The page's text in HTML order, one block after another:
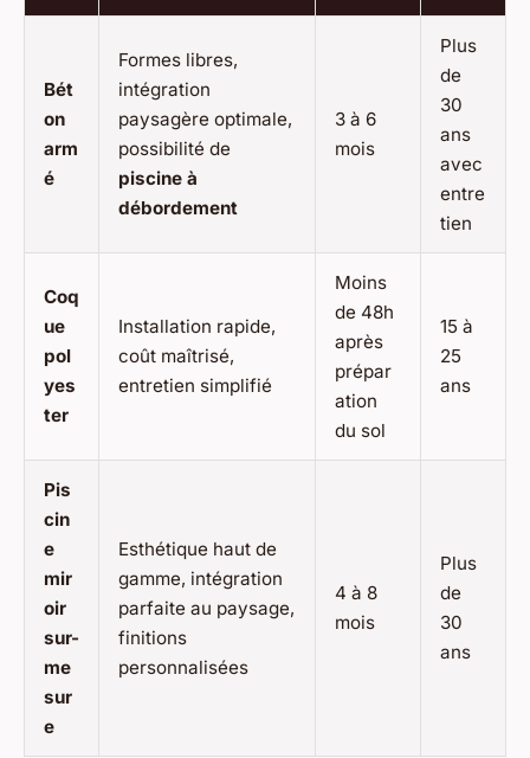
Bét
on
arm
é
Formes libres,
intégration
paysagère optimale,
possibilité de
piscine à
débordement
3 à 6
mois
Plus
de
30
ans
avec
entre
tien
Coq
ue
pol
yes
ter
Installation rapide,
coût maîtrisé,
entretien simplifié
Moins
de 48h
après
prépar
ation
du sol
15 à
25
ans
Pis
cin
e
mir
oir
sur-
me
sur
e
Esthétique haut de
gamme, intégration
parfaite au paysage,
finitions
personnalisées
4 à 8
mois
Plus
de
30
ans